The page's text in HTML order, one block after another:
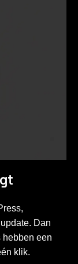
Dan
hebben een
klik.